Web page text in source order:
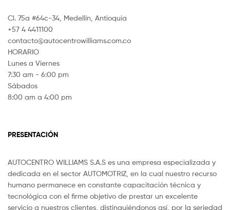
Cl. 75a #64c-34, Medellín, Antioquia
+57 4 4411100
contacto@autocentrowilliams.com.co
HORARIO
Lunes a Viernes
7:30 am - 6:00 pm
Sábados
8:00 am a 4:00 pm
PRESENTACIÓN
AUTOCENTRO WILLIAMS S.A.S es una empresa especializada y
dedicada en el sector AUTOMOTRIZ, en la cual nuestro recurso
humano permanece en constante capacitación técnica y
tecnológica con el firme objetivo de prestar un excelente
servicio a nuestros clientes, distinguiéndonos así, por la seriedad